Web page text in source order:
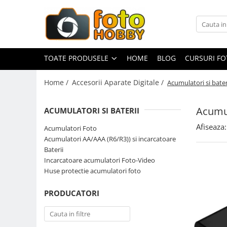
Toate Produsele
Aparate Foto
Aparate Foto Mirrorless
Aparate Foto DSLR
Aparate foto instant
Aparate foto pe film
Cursuri foto
Obiective foto si accesorii
Obiective Mirorless
Obiective DSLR
Huse si tocuri protectie obiective
Obiective Cinematice
TOATE PRODUSELE HOME BLOG CURSURI
Home / Accesorii Aparate Digitale / Acumulatori si
ACUMULATORI SI BATERII
Acumulatori Foto
Acumulatori AA/AAA (R6/R3)) si incarcatoare
Baterii
Incarcatoare acumulatori Foto-Video
Huse protectie acumulatori foto
PRODUCATORI
Afiseaza: